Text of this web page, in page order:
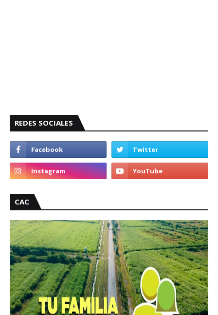
REDES SOCIALES
CAC